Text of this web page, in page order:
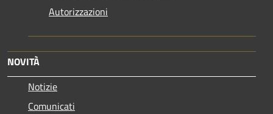
Autorizzazioni
NOVITÀ
Notizie
Comunicati